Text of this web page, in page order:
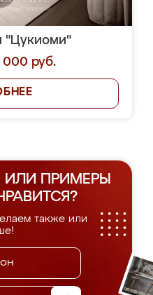
"Цукиоми"
000 руб.
ИЛИ ПРИМЕРЫ
также или